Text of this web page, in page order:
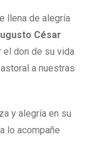
llena de alegría
César
el don de su vida
a nuestras
y alegría en su
lo acompañe